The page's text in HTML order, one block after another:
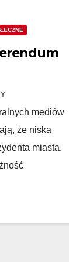
mediów
że niska
miasta.